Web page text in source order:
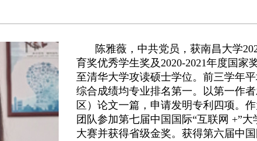
陈雅薇，中共党员，获南昌大学
育奖优秀学生奖及2020-2021年度国家
至清华大学攻读硕士学位。前三学年
综合成绩均专业排名第一。以第一作
区）论文一篇，申请发明专利四项。
团队参加第七届中国国际“互联网 +”大
大赛并获得省级金奖。获得第六届中国